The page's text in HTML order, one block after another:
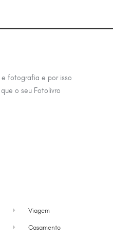
e fotografia e por isso
o seu Fotolivro
Viagem
Casamento